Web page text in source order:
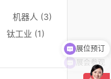
机器人 (3)
钛工业 (1)